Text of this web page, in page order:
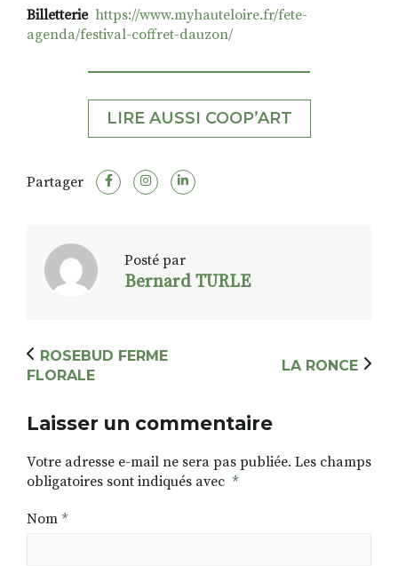
Billetterie https://www.myhauteloire.fr/fete-
agenda/festival-coffret-dauzon/
LIRE AUSSI COOP’ART
Partager
Posté par
Bernard TURLE
ROSEBUD FERME
FLORALE
LA RONCE
Laisser un commentaire
Votre adresse e-mail ne sera pas publiée. Les champs
obligatoires sont indiqués avec *
Nom *